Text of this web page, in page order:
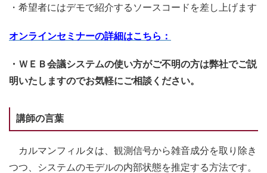
・希望者にはデモで紹介するソースコードを差し上げます
オンラインセミナーの詳細はこちら：
・ＷＥＢ会議システムの使い方がご不明の方は弊社でご説
明いたしますのでお気軽にご相談ください。
講師の言葉
カルマンフィルタは、観測信号から雑音成分を取り除き
つつ、システムのモデルの内部状態を推定する方法です。